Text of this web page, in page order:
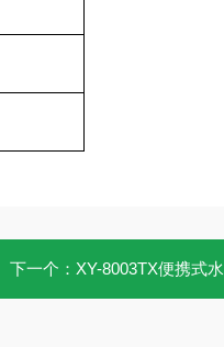
下一个： XY-8003TX便携式水质